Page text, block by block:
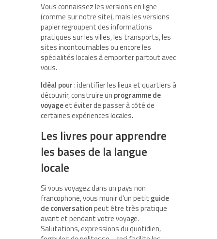
Vous connaissez les versions en ligne
(comme sur notre site), mais les versions
papier regroupent des informations
pratiques sur les villes, les transports, les
sites incontournables ou encore les
spécialités locales à emporter partout avec
vous.
Idéal pour: identifier les lieux et quartiers à
découvrir, construire un programme de
voyageet éviter de passer à côté de
certaines expériences locales.
Les livres pour apprendre
les bases de la langue
locale
Si vous voyagez dans un pays non
francophone, vous munir d’un petit guide
de conversationpeut être très pratique
avant et pendant votre voyage.
Salutations, expressions du quotidien,